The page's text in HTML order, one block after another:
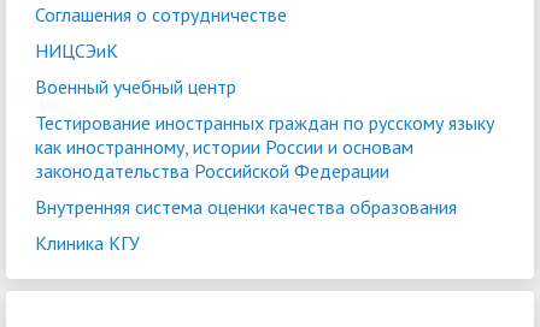
Соглашения о сотрудничестве
НИЦСЭиК
Военный учебный центр
Тестирование иностранных граждан по русскому языку
как иностранному, истории России и основам
законодательства Российской Федерации
Внутренняя система оценки качества образования
Клиника КГУ